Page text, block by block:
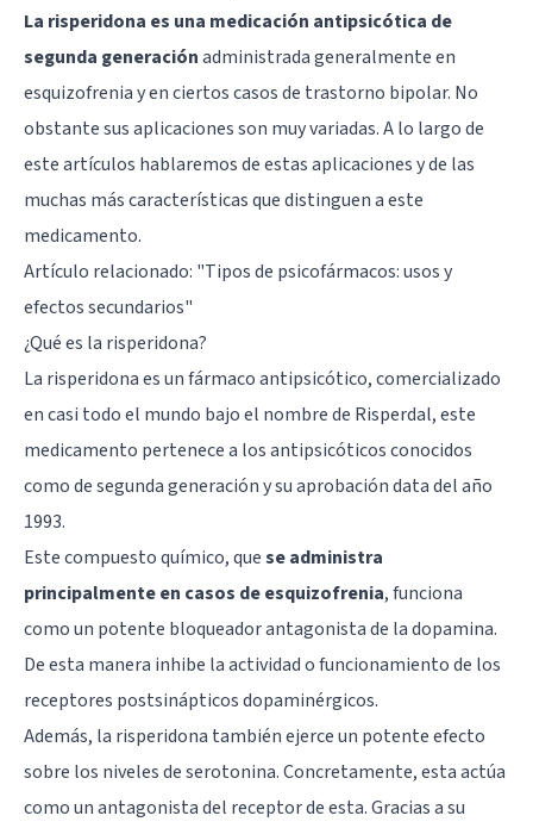
La risperidona es una medicación antipsicótica de
segunda generaciónadministrada generalmente en
esquizofrenia y en ciertos casos de trastorno bipolar. No
obstante sus aplicaciones son muy variadas. A lo largo de
este artículos hablaremos de estas aplicaciones y de las
muchas más características que distinguen a este
medicamento.
Artículo relacionado: "Tipos de psicofármacos: usos y
efectos secundarios"
¿Qué es la risperidona?
La risperidona es un fármaco antipsicótico, comercializado
en casi todo el mundo bajo el nombre de Risperdal, este
medicamento pertenece a los antipsicóticos conocidos
como de segunda generación y su aprobación data del año
1993.
Este compuesto químico, quese administra
principalmente en casos de esquizofrenia, funciona
como un potente bloqueador antagonista de la dopamina.
De esta manera inhibe la actividad o funcionamiento de los
receptores postsinápticos dopaminérgicos.
Además, la risperidona también ejerce un potente efecto
sobre los niveles de serotonina. Concretamente, esta actúa
como un antagonista del receptor de esta. Gracias a su